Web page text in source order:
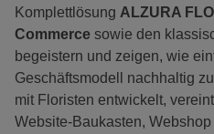
Komplettlösung ALZURA
Commerce sowie den
begeistern und zeigen, wie
Geschäftsmodell nachhaltig
mit Floristen entwickelt,
Website-Baukasten,